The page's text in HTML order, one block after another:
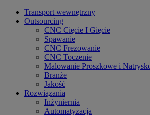
Transport wewnętrzny
Outsourcing
CNC Cięcie I Gięcie
Spawanie
CNC Frezowanie
CNC Toczenie
Malowanie Proszkowe i
Branże
Jakość
Rozwiązania
Inżyniernia
Automatyzacja